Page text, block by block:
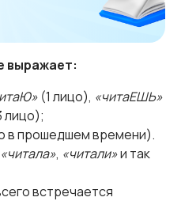
выражает:
(1 лицо), «читаЕШЬ»
лицо);
в прошедшем времени).
«читала», «читали»и так
встречается